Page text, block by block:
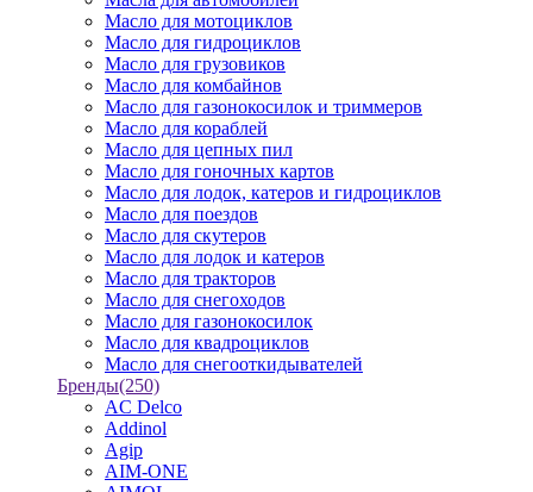
Масло для мотоциклов
Масло для гидроциклов
Масло для грузовиков
Масло для комбайнов
Масло для газонокосилок и триммеров
Масло для кораблей
Масло для цепных пил
Масло для гоночных картов
Масло для лодок, катеров и гидроциклов
Масло для поездов
Масло для скутеров
Масло для лодок и катеров
Масло для тракторов
Масло для снегоходов
Масло для газонокосилок
Масло для квадроциклов
Масло для снегооткидывателей
Бренды(250)
AC Delco
Addinol
Agip
AIM-ONE